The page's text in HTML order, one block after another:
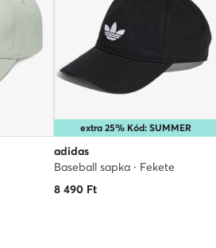
extra 25% Kód: SUMMER
adidas
Baseball sapka · Fekete
8 490Ft